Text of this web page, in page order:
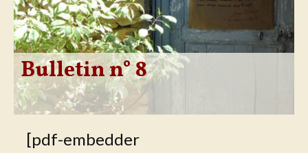
Bulletin n° 8
[pdf-embedder